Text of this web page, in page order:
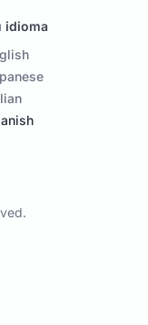
idioma